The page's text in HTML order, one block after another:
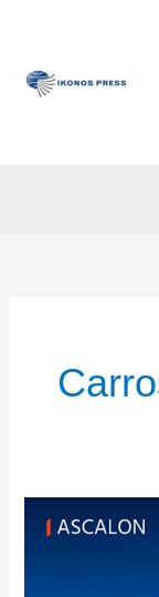
contenido